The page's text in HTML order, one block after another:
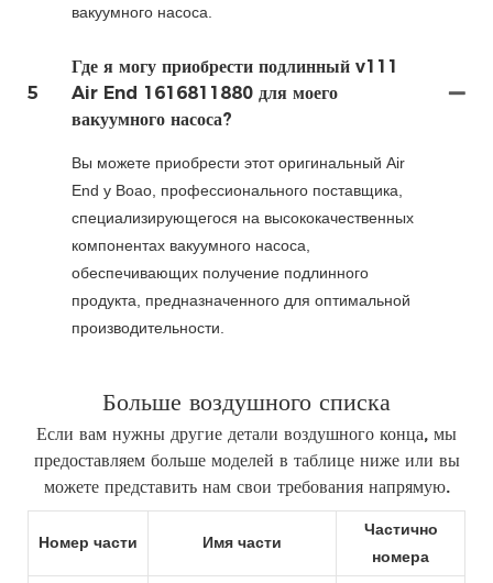
вакуумного насоса.
5
Где я могу приобрести подлинный v111
Air End 1616811880 для моего
вакуумного насоса?
Вы можете приобрести этот оригинальный Air
End у Boao, профессионального поставщика,
специализирующегося на высококачественных
компонентах вакуумного насоса,
обеспечивающих получение подлинного
продукта, предназначенного для оптимальной
производительности.
Больше воздушного списка
Если вам нужны другие детали воздушного конца, мы
предоставляем больше моделей в таблице ниже или вы
можете представить нам свои требования напрямую.
Номер части Имя части
Частично
номера